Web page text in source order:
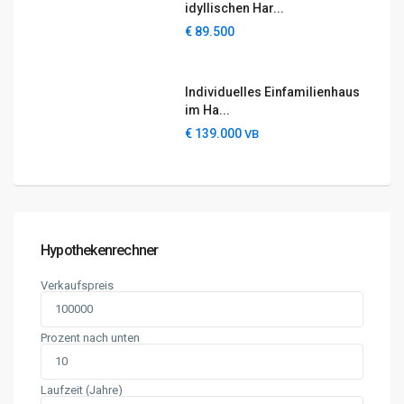
idyllischen Har...
€ 89.500
Individuelles Einfamilienhaus
im Ha...
€ 139.000VB
Hypothekenrechner
Verkaufspreis
Prozent nach unten
Laufzeit (Jahre)
Für Partner & die es werden wollen
Empfehlungs-Meldung
Partnerprogramme
Tippgeber werden und einfach Geld verdienen